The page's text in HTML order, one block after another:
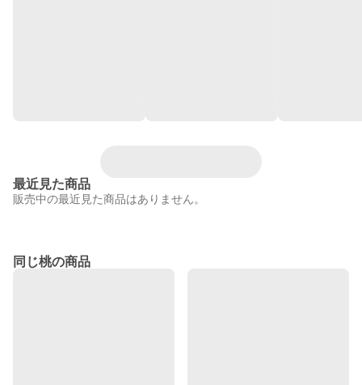
最近見た商品
販売中の最近見た商品はありません。
同じ桃の商品